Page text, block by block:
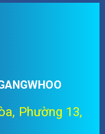
Phường 13,